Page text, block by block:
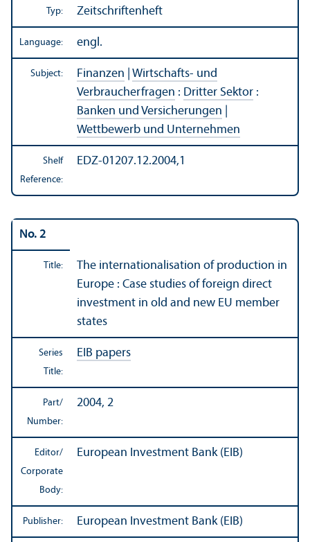
Typ: Zeitschriftenheft
Language: engl.
Subject: Finanzen
Wirtschafts- und
Verbraucherfragen : Dritter Sektor :
Banken und Versicherungen
Wettbewerb und Unternehmen
Shelf
Reference:
EDZ-01207.12.2004,1
No. 2
Title:
The internationalisation of production in
Europe : Case studies of foreign direct
investment in old and new EU member
states
Series
Title:
EIB papers
Part/
Number:
2004, 2
Editor/
Corporate
Body:
European Investment Bank (EIB)
Publisher: European Investment Bank (EIB)